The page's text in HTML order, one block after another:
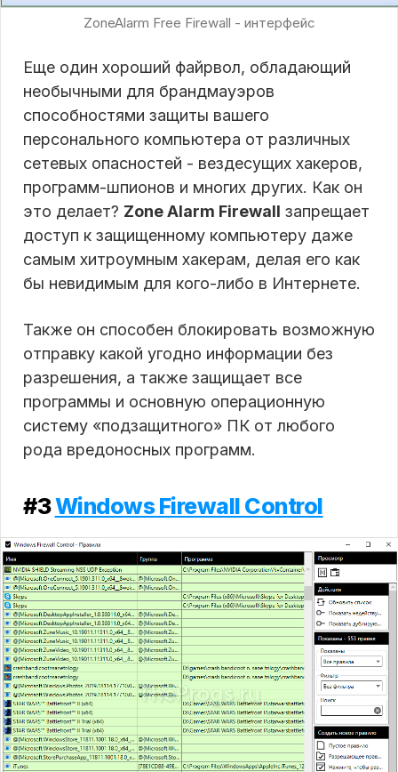
ZoneAlarm Free Firewall - интерфейс
Еще один хороший файрвол, обладающий
необычными для брандмауэров
способностями защиты вашего
персонального компьютера от различных
сетевых опасностей - вездесущих хакеров,
программ-шпионов и многих других. Как он
это делает? Zone Alarm Firewall запрещает
доступ к защищенному компьютеру даже
самым хитроумным хакерам, делая его как
бы невидимым для кого-либо в Интернете.
Также он способен блокировать возможную
отправку какой угодно информации без
разрешения, а также защищает все
программы и основную операционную
систему «подзащитного» ПК от любого
рода вредоносных программ.
#3Windows Firewall Control